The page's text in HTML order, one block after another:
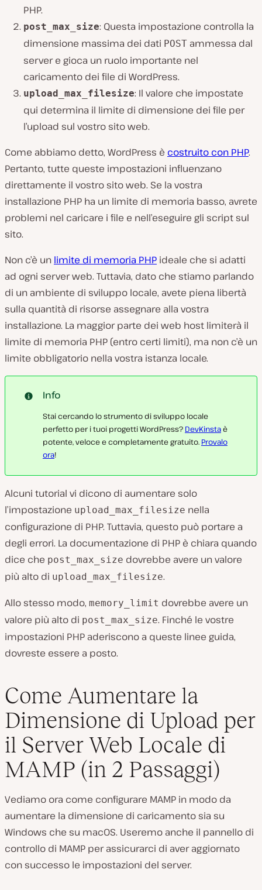
PHP.
post_max_size: Questa impostazione controlla la
dimensione massima dei dati POST ammessa dal
server e gioca un ruolo importante nel
caricamento dei file di WordPress.
upload_max_filesize: Il valore che impostate
qui determina il limite di dimensione dei file per
l’upload sul vostro sito web.
Come abbiamo detto, WordPress è costruito con PHP.
Pertanto, tutte queste impostazioni influenzano
direttamente il vostro sito web. Se la vostra
installazione PHP ha un limite di memoria basso, avrete
problemi nel caricare i file e nell’eseguire gli script sul
sito.
Non c’è un limite di memoria PHP ideale che si adatti
ad ogni server web. Tuttavia, dato che stiamo parlando
di un ambiente di sviluppo locale, avete piena libertà
sulla quantità di risorse assegnare alla vostra
installazione. La maggior parte dei web host limiterà il
limite di memoria PHP (entro certi limiti), ma non c’è un
limite obbligatorio nella vostra istanza locale.
Info
Stai cercando lo strumento di sviluppo locale
perfetto per i tuoi progetti WordPress? DevKinstaè
potente, veloce e completamente gratuito. Provalo
ora!
Alcuni tutorial vi dicono di aumentare solo
l’impostazione upload_max_filesize nella
configurazione di PHP. Tuttavia, questo può portare a
degli errori. La documentazione di PHP è chiara quando
dice che post_max_size dovrebbe avere un valore
più alto di upload_max_filesize.
Allo stesso modo, memory_limit dovrebbe avere un
valore più alto di post_max_size. Finché le vostre
impostazioni PHP aderiscono a queste linee guida,
dovreste essere a posto.
Come Aumentare la
Dimensione di Upload per
il Server Web Locale di
MAMP (in 2 Passaggi)
Vediamo ora come configurare MAMP in modo da
aumentare la dimensione di caricamento sia su
Windows che su macOS. Useremo anche il pannello di
controllo di MAMP per assicurarci di aver aggiornato
con successo le impostazioni del server.